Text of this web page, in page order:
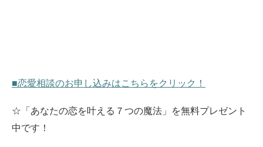
■恋愛相談のお申し込みはこちらをクリック！
☆「あなたの恋を叶える７つの魔法」を無料プレゼント
中です！